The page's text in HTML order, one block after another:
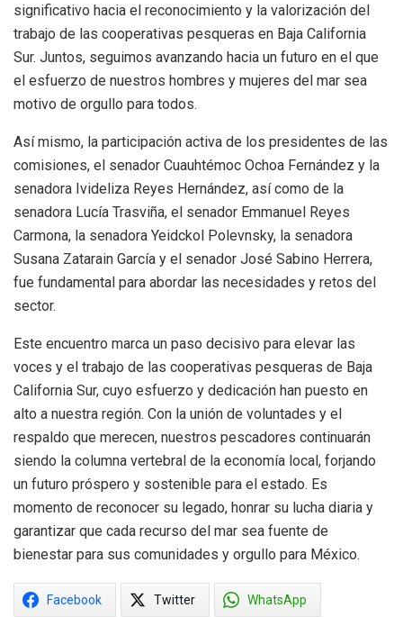
significativo hacia el reconocimiento y la valorización del
trabajo de las cooperativas pesqueras en Baja California
Sur. Juntos, seguimos avanzando hacia un futuro en el que
el esfuerzo de nuestros hombres y mujeres del mar sea
motivo de orgullo para todos.
Así mismo, la participación activa de los presidentes de las
comisiones, el senador Cuauhtémoc Ochoa Fernández y la
senadora Ivideliza Reyes Hernández, así como de la
senadora Lucía Trasviña, el senador Emmanuel Reyes
Carmona, la senadora Yeidckol Polevnsky, la senadora
Susana Zatarain García y el senador José Sabino Herrera,
fue fundamental para abordar las necesidades y retos del
sector.
Este encuentro marca un paso decisivo para elevar las
voces y el trabajo de las cooperativas pesqueras de Baja
California Sur, cuyo esfuerzo y dedicación han puesto en
alto a nuestra región. Con la unión de voluntades y el
respaldo que merecen, nuestros pescadores continuarán
siendo la columna vertebral de la economía local, forjando
un futuro próspero y sostenible para el estado. Es
momento de reconocer su legado, honrar su lucha diaria y
garantizar que cada recurso del mar sea fuente de
bienestar para sus comunidades y orgullo para México.
Facebook Twitter WhatsApp